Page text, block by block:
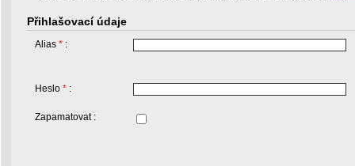
Přihlašovací údaje
Alias * :
Heslo * :
Zapamatovat :